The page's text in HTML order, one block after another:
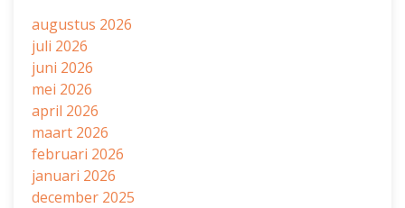
augustus 2026
juli 2026
juni 2026
mei 2026
april 2026
maart 2026
februari 2026
januari 2026
december 2025